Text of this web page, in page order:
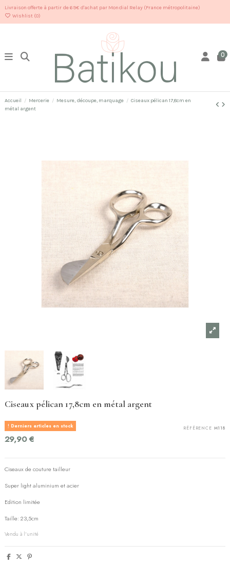
Livraison offerte à partir de 69€ d'achat par Mondial Relay (France métropolitaine)
Wishlist (0)
0
Accueil Mercerie Mesure, découpe, marquage
Ciseaux pélican 17,8cm en
métal argent
Ciseaux pélican 17,8cm en métal argent
RÉFÉRENCE M118
Derniers articles en stock
29,90 €
Ciseaux de couture tailleur
Super light aluminium et acier
Edition limitée
Taille: 23,5cm
Vendu à l'unité